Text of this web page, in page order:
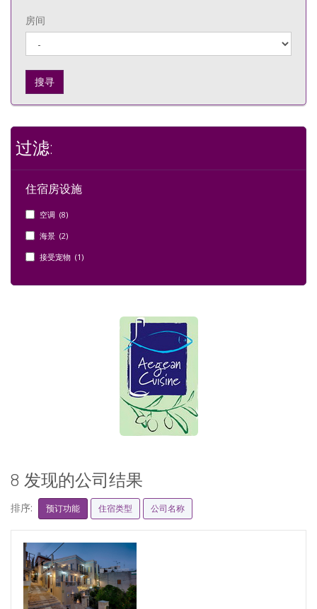
房间
搜寻
过滤:
住宿房设施
空调 (8)
海景 (2)
接受宠物 (1)
8 发现的公司结果
排序: 预订功能 住宿类型 公司名称